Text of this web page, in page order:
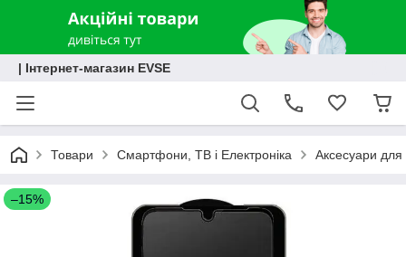
| Інтернет-магазин EVSE
Товари Смартфони, ТВ і Електроніка Аксесуари для
–15%